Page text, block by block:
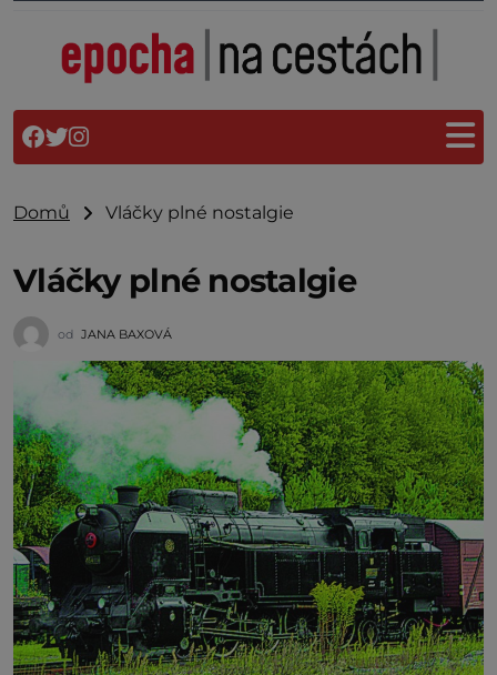
Domů Vláčky plné nostalgie
Vláčky plné nostalgie
od JANA BAXOVÁ